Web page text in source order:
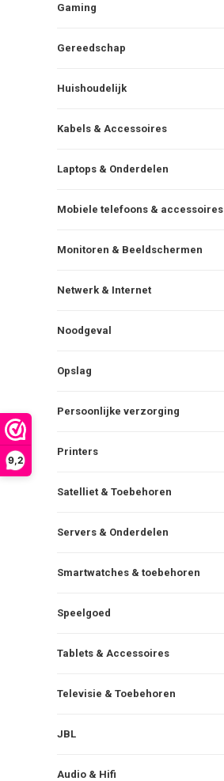
9,2
Gaming
Gereedschap
Huishoudelijk
Kabels & Accessoires
Laptops & Onderdelen
Mobiele telefoons & accessoires
Monitoren & Beeldschermen
Netwerk & Internet
Noodgeval
Opslag
Persoonlijke verzorging
Printers
Satelliet & Toebehoren
Servers & Onderdelen
Smartwatches & toebehoren
Speelgoed
Tablets & Accessoires
Televisie & Toebehoren
JBL
Audio & Hifi